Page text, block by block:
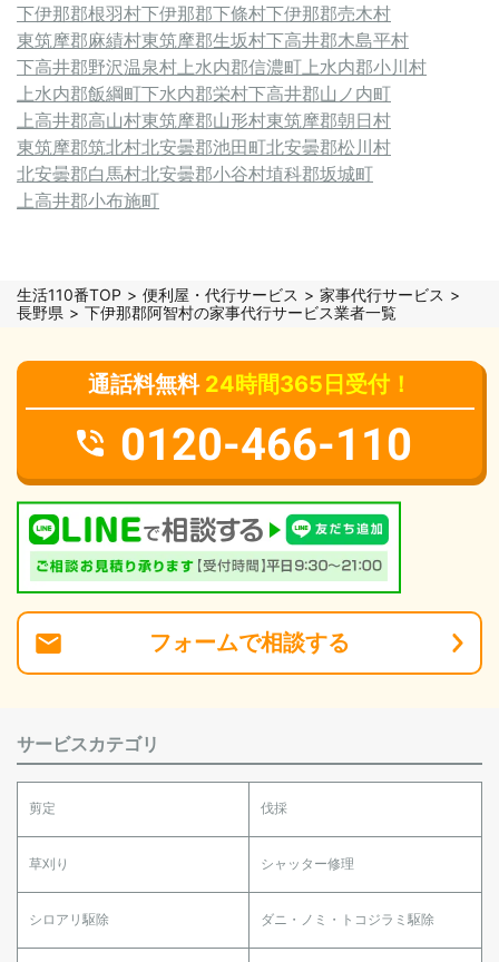
下伊那郡根羽村下伊那郡下條村下伊那郡売木村
東筑摩郡麻績村東筑摩郡生坂村下高井郡木島平村
下高井郡野沢温泉村上水内郡信濃町上水内郡小川村
上水内郡飯綱町下水内郡栄村下高井郡山ノ内町
上高井郡高山村東筑摩郡山形村東筑摩郡朝日村
東筑摩郡筑北村北安曇郡池田町北安曇郡松川村
北安曇郡白馬村北安曇郡小谷村埴科郡坂城町
上高井郡小布施町
生活110番TOP 便利屋・代行サービス
家事代行サービス
長野県
下伊那郡阿智村の家事代行サービス業者一覧
通話料無料 24時間365日受付！
0120-466-110
フォームで相談する
サービスカテゴリ
剪定 伐採
草刈り シャッター修理
シロアリ駆除 ダニ・ノミ・トコジラミ駆除